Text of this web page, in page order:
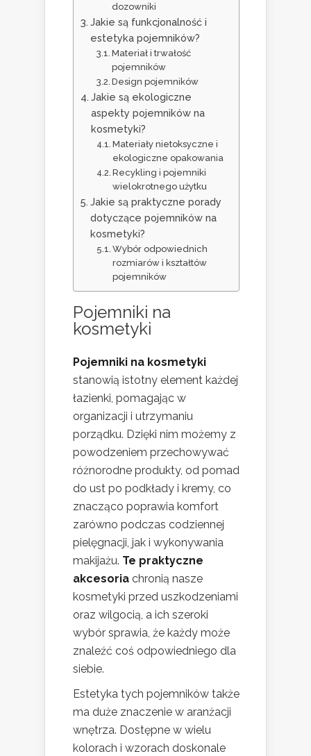
dozowniki
Jakie są funkcjonalność i
estetyka pojemników?
Materiał i trwałość
pojemników
Design pojemników
Jakie są ekologiczne
aspekty pojemników na
kosmetyki?
Materiały nietoksyczne i
ekologiczne opakowania
Recykling i pojemniki
wielokrotnego użytku
Jakie są praktyczne porady
dotyczące pojemników na
kosmetyki?
Wybór odpowiednich
rozmiarów i kształtów
pojemników
Pojemniki na
kosmetyki
Pojemniki na kosmetyki
stanowią istotny element każdej
łazienki, pomagając w
organizacji i utrzymaniu
porządku. Dzięki nim możemy z
powodzeniem przechowywać
różnorodne produkty, od pomad
do ust po podkłady i kremy, co
znacząco poprawia komfort
zarówno podczas codziennej
pielęgnacji, jak i wykonywania
makijażu. Te praktyczne
akcesoria chronią nasze
kosmetyki przed uszkodzeniami
oraz wilgocią, a ich szeroki
wybór sprawia, że każdy może
znaleźć coś odpowiedniego dla
siebie.
Estetyka tych pojemników także
ma duże znaczenie w aranżacji
wnętrza. Dostępne w wielu
kolorach i wzorach doskonale